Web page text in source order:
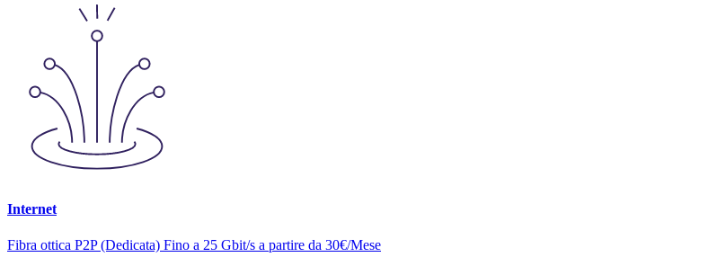
Internet
Fibra ottica P2P (Dedicata) Fino a 25 Gbit/s a partire da 30€/Mese